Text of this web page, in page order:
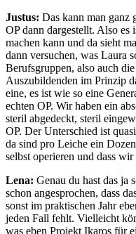
Justus: Das kann man ganz
OP dann dargestellt. Also
machen kann und da sieht
dann versuchen, was Laura
Berufsgruppen, also auch
Auszubildenden im Prinzip
eine, es ist wie so eine
echten OP. Wir haben ein
steril abgedeckt, steril
OP. Der Unterschied ist
da sind pro Leiche ein
selbst operieren und dass
Lena: Genau du hast das ja
schon angesprochen, dass
sonst im praktischen Jahr
jeden Fall fehlt. Vielleicht
was eben Projekt Ikaros für